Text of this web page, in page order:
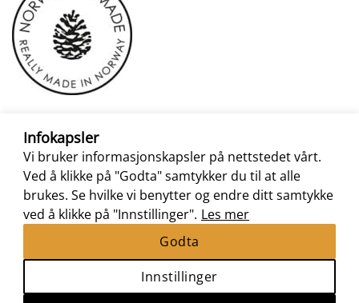
Infokapsler
Vi bruker informasjonskapsler på nettstedet vårt.
Ved å klikke på "Godta" samtykker du til at alle
brukes. Se hvilke vi benytter og endre ditt samtykke
ved å klikke på "Innstillinger". Les mer
Innstillinger
Godta
Nettbutikk levert avNettrakett.no